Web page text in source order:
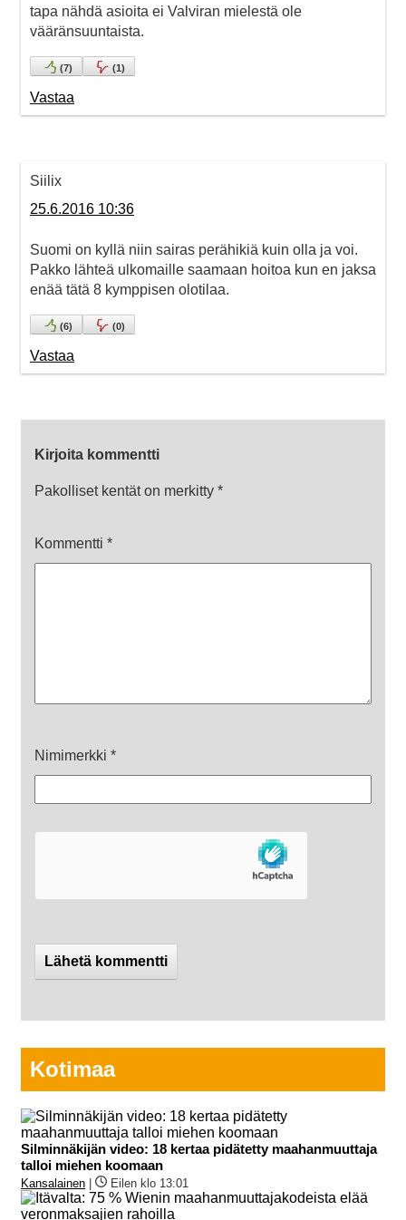
tapa nähdä asioita ei Valviran mielestä ole
vääränsuuntaista.
(7) (1)
Vastaa
Siilix
25.6.2016 10:36
Suomi on kyllä niin sairas perähikiä kuin olla ja voi.
Pakko lähteä ulkomaille saamaan hoitoa kun en jaksa
enää tätä 8 kymppisen olotilaa.
(6) (0)
Vastaa
Kirjoita kommentti
Pakolliset kentät on merkitty *
Kommentti *
Nimimerkki *
Kotimaa
Silminnäkijän video: 18 kertaa pidätetty maahanmuuttaja
talloi miehen koomaan
Kansalainen Eilen klo 13:01